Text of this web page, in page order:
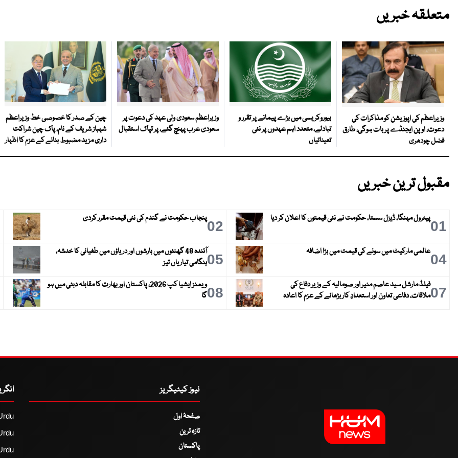
متعلقہ خبریں
وزیراعظم کی اپوزیشن کو مذاکرات کی
دعوت، اوپن ایجنڈے پر بات ہوگی، طارق
فضل چودھری
بیوروکریسی میں بڑے پیمانے پر تقرر و
تبادلے، متعدد اہم عہدوں پر نئی
تعیناتیاں
وزیراعظم سعودی ولی عہد کی دعوت پر
سعودی عرب پہنچ گئے، پر تپاک استقبال
چین کے صدر کا خصوصی خط وزیراعظم
شہباز شریف کے نام، پاک چین شراکت
داری مزید مضبوط بنانے کے عزم کا اظہار
مقبول ترین خبریں
01پیٹرول مہنگا، ڈیزل سستا، حکومت نے نئی قیمتوں کا اعلان کر دیا 02پنجاب حکومت نے گندم کی نئی قیمت مقرر کردی
04عالمی مارکیٹ میں سونے کی قیمت میں بڑا اضافہ 05
آئندہ 48 گھنٹوں میں بارشوں اور دریاؤں میں طغیانی کا خدشہ،
ہنگامی تیاریاں تیز
07فیلڈ مارشل سید عاصم منیر اور صومالیہ کے وزیر دفاع کی
ملاقات، دفاعی تعاون اور استعدادِ کار بڑھانے کے عزم کا اعادہ
08
ویمنز ایشیا کپ 2026، پاکستان اور بھارت کا مقابلہ دبئی میں ہو
گا
نیوز کیٹیگریز
صفحۂ اول
تازہ ترین
پاکستان